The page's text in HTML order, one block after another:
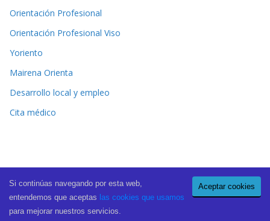
Orientación Profesional
Orientación Profesional Viso
Yoriento
Mairena Orienta
Desarrollo local y empleo
Cita médico
Copyright © 2026 El Periódico de Mairena
. All rights reserved.
Theme:
ColorMag Pro by ThemeGrill. Powered by
Aceptar cookies
Si continúas navegando por esta web,
entendemos que aceptas las cookies que usamos
para mejorar nuestros servicios.